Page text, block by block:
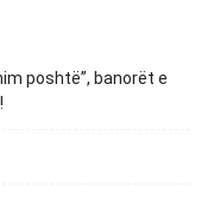
poshtë”, banorët e